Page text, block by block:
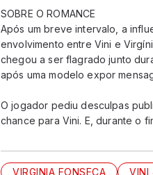
SOBRE O ROMANCE
Após um breve intervalo, a
envolvimento entre Vini e
chegou a ser flagrado junto
após uma modelo expor
O jogador pediu desculpas
chance para Vini. E, durante o
VIRGINIA FONSECA VINI